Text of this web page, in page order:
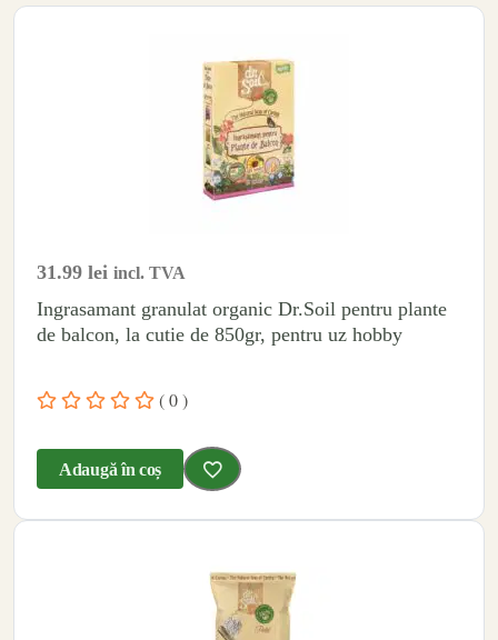
31.99 lei incl. TVA
Ingrasamant granulat organic Dr.Soil pentru plante
de balcon, la cutie de 850gr, pentru uz hobby
( 0 )
Adaugă în coș